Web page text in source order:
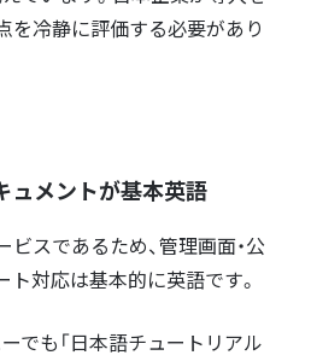
を冷静に評価する必要があり
ュメントが基本英語
スであるため、管理画面・公
ト対応は基本的に英語です。
でも「日本語チュートリアル